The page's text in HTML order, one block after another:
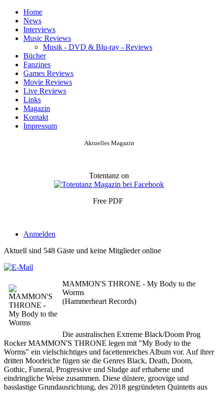
Home
News
Interviews
Music Reviews
Musik - DVD & Blu-ray - Reviews
Bücher
Fanzines
Games Reviews
Movie Reviews
Live Reviews
Links
Magazin
Kontakt
Impressum
Aktuelles Magazin
Totentanz on
Free PDF
Anmelden
Aktuell sind 548 Gäste und keine Mitglieder online
MAMMON'S THRONE - My Body to the
Worms
(Hammerheart Records)
Die australischen Extreme Black/Doom Prog
Rocker MAMMON'S THRONE legen mit "My Body to the
Worms" ein vielschichtiges und facettenreiches Album vor. Auf ihrer
dritten Moorleiche fügen sie die Genres Black, Death, Doom,
Gothic, Funeral, Progressive und Sludge auf erhabene und
eindringliche Weise zusammen. Diese düstere, groovige und
basslastige Grundausrichtung, des 2018 gegründeten Quintetts aus